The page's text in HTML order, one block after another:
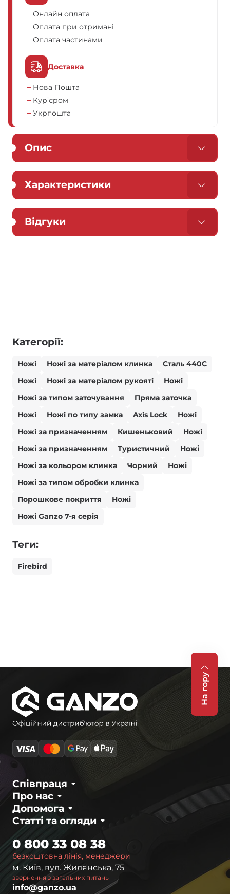
Онлайн оплата
Оплата при отримані
Оплата частинами
Доставка
Нова Пошта
Кур’єром
Укрпошта
Опис
Характеристики
Відгуки
Категорії:
Ножі Ножі за матеріалом клинка
Сталь 440С
Ножі
Ножі за матеріалом рукояті
Ножі
Ножі за типом заточування
Пряма заточка
Ножі
Ножі по типу замка Axis Lock
Ножі
Ножі за призначенням
Кишеньковий
Ножі
Ножі за призначенням
Туристичний
Ножі
Ножі за кольором клинка
Чорний
Ножі
Ножі за типом обробки клинка
Порошкове покриття
Ножі
Ножі Ganzo 7-я серія
Теги:
Firebird
На гору
Про нас
Співпраця
Статті та огляди
Допомога
безкоштовна лінія, менеджери
0 800 33 08 38
м. Київ, вул. Жилянська, 75
звернення з загальних питань
info@ganzo.ua